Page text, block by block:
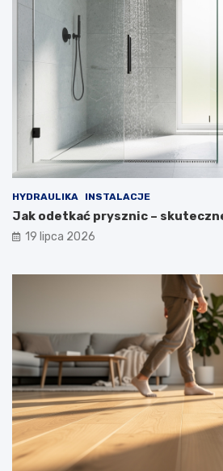
HYDRAULIKA INSTALACJE
Jak odetkać prysznic –
19 lipca 2026